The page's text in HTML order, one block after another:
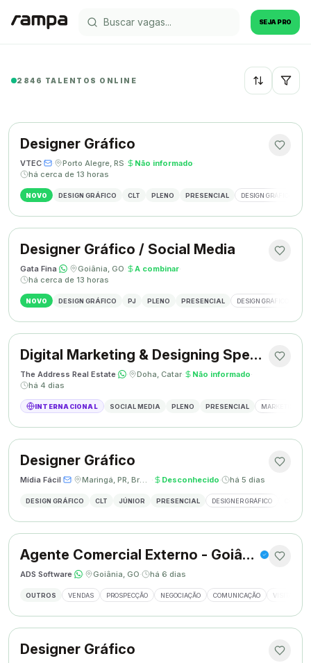
SEJA PRO
2846 TALENTOS ONLINE Recentes
Designer Gráfico
VTEC· · Porto Alegre, RS· Não informado·
há cerca de 13 horas
NOVO DESIGN GRÁFICO CLT PLENO PRESENCIAL DESIGN GRÁFICO
Designer Gráfico / Social Media
Gata Fina· · Goiânia, GO· A combinar·
há cerca de 13 horas
NOVO DESIGN GRÁFICO PJ PLENO PRESENCIAL DESIGN GRÁFICO
Digital Marketing & Designing Specialist
The Address Real Estate· · Doha, Catar· Não informado·
há 4 dias
INTERNACIONAL SOCIAL MEDIA PLENO PRESENCIAL MARKETING
Designer Gráfico
Mídia Fácil· · Maringá, PR, Brasil · Desconhecido· há 5 dias
DESIGN GRÁFICO CLT JÚNIOR PRESENCIAL DESIGNER GRÁFICO
Agente Comercial Externo - Goiânia
ADS Software· · Goiânia, GO· há 6 dias
OUTROS VENDAS PROSPECÇÃO NEGOCIAÇÃO COMUNICAÇÃO VISITAS
Designer Gráfico